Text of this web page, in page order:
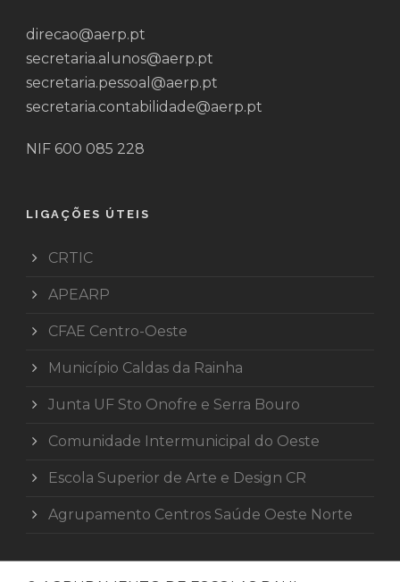
direcao@aerp.pt
secretaria.alunos@aerp.pt
secretaria.pessoal@aerp.pt
secretaria.contabilidade@aerp.pt
NIF 600 085 228
LIGAÇÕES ÚTEIS
CRTIC
APEARP
CFAE Centro-Oeste
Município Caldas da Rainha
Junta UF Sto Onofre e Serra Bouro
Comunidade Intermunicipal do Oeste
Escola Superior de Arte e Design CR
Agrupamento Centros Saúde Oeste Norte